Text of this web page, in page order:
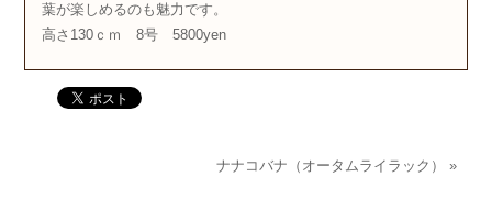
葉が楽しめるのも魅力です。
高さ130ｃｍ 8号 5800yen
ナナコバナ（オータムライラック） »